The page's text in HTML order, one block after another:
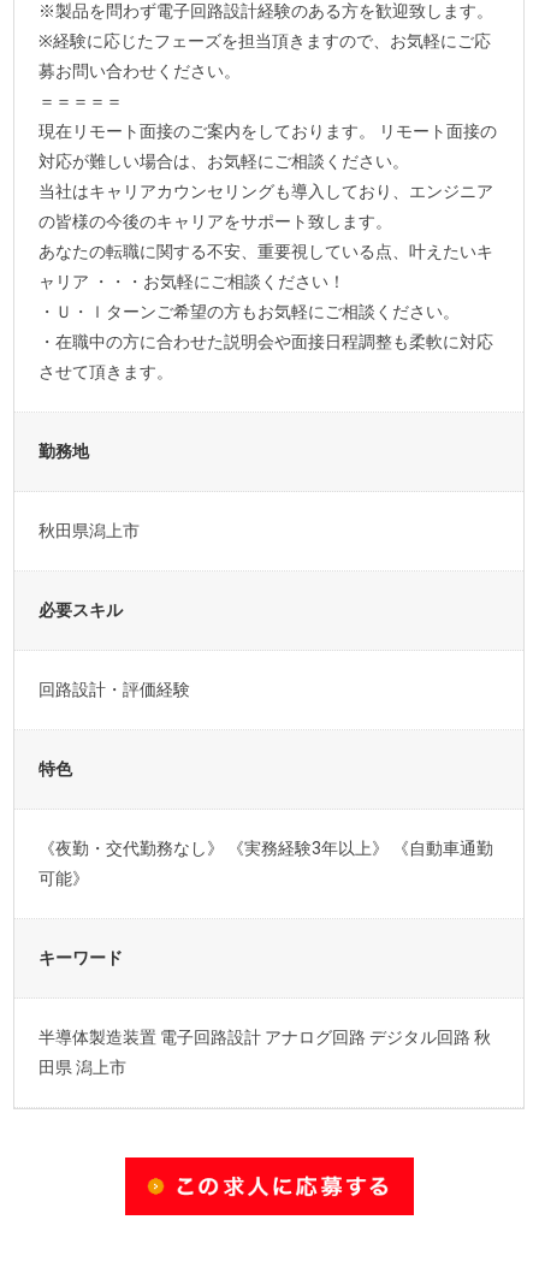
※製品を問わず電子回路設計経験のある方を歓迎致します。
※経験に応じたフェーズを担当頂きますので、お気軽にご応
募お問い合わせください。
＝＝＝＝＝
現在リモート面接のご案内をしております。 リモート面接の
対応が難しい場合は、お気軽にご相談ください。
当社はキャリアカウンセリングも導入しており、エンジニア
の皆様の今後のキャリアをサポート致します。
あなたの転職に関する不安、重要視している点、叶えたいキ
ャリア ・・・お気軽にご相談ください！
・Ｕ・ｌターンご希望の方もお気軽にご相談ください。
・在職中の方に合わせた説明会や面接日程調整も柔軟に対応
させて頂きます。
勤務地
秋田県潟上市
必要スキル
回路設計・評価経験
特色
《夜勤・交代勤務なし》 《実務経験3年以上》 《自動車通勤
可能》
キーワード
半導体製造装置 電子回路設計 アナログ回路 デジタル回路 秋
田県 潟上市